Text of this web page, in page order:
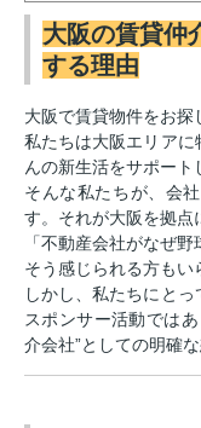
大阪の賃貸仲
する理由
大阪で賃貸物件をお探
私たちは大阪エリアに
んの新生活をサポート
そんな私たちが、会
す。それが大阪を拠点
「不動産会社がなぜ
そう感じられる方もい
しかし、私たちにと
スポンサー活動では
介会社”としての明確